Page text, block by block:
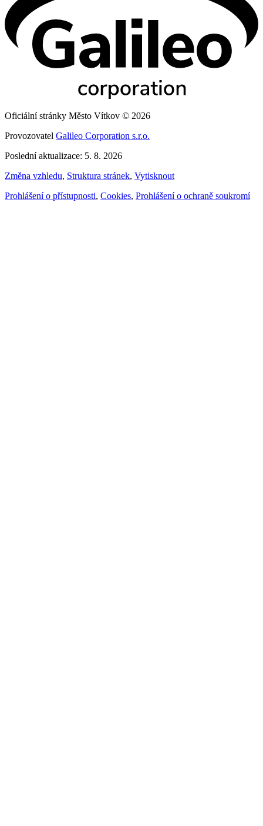
Oficiální stránky Město Vítkov © 2026
Provozovatel Galileo Corporation s.r.o.
Poslední aktualizace: 5. 8. 2026
Změna vzhledu, Struktura stránek, Vytisknout
Prohlášení o přístupnosti, Cookies, Prohlášení o ochraně soukromí